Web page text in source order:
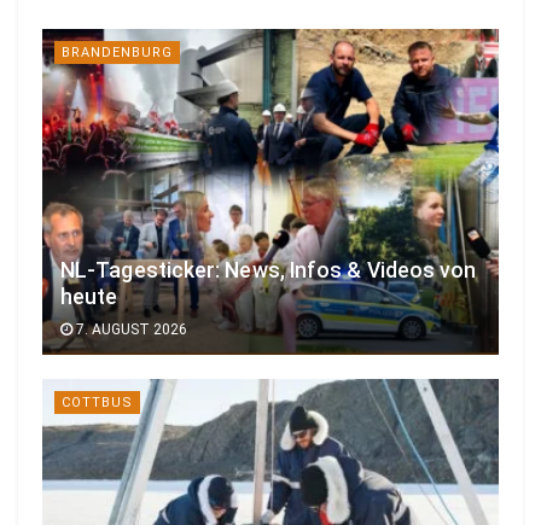
BRANDENBURG
NL-Tagesticker: News, Infos & Videos von
heute
7. AUGUST 2026
COTTBUS